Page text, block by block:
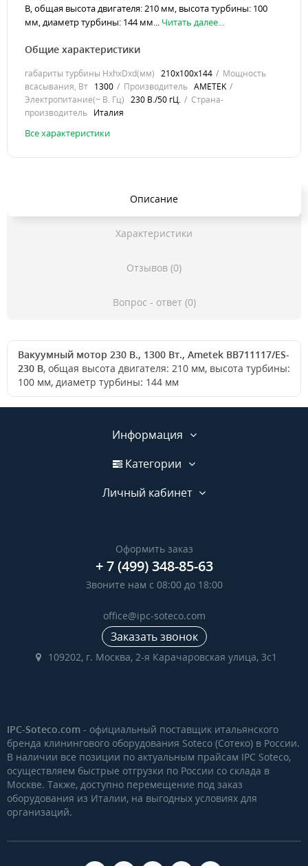
В, общая высота двигателя: 210 мм, высота турбины: 100
мм, диаметр турбины: 144 мм... Читать далее...
Общие характеристики
габариты турбины HхhхDхd(мм) 210х100х144
Мощность
всасывания, Вт 1300 Производитель AMETEK
Электропитание(~ В. Гц) 230 В./50 гЦ.
Страна-
производитель Италия
Все характеристики
Описание
Характеристики
Отзывов (0)
Вопрос - ответ (0)
Вакуумный мотор 230 В., 1300 Вт., Ametek BB711117/ES-
230 В, общая высота двигателя: 210 мм, высота турбины:
100 мм, диаметр турбины: 144 мм
Информация
Категории
Личный кабинет
Оформить заказ
+ 7 (499) 348-85-63
Звоните нам с 08:00 до 18:00
office@ipc-soteco.com
Заказать звонок
109202, г. Москва, 2-я Карачаровская улица, 3с1
IPC-Soteco.com - официальный поставщик итальянского
бренда клинингового оборудования Soteco (Сотеко) в России.
В наличии все позиции по актуальным прайсам IPC Soteco,
осуществляем быстрые отгрузки по России со склада в
Москве. Также, доступно перемещение под заказ
оборудования из Италии, на выгодных условиях для
организаций.